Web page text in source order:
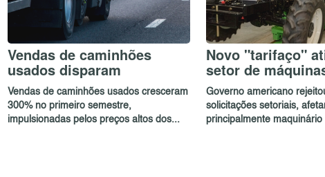
Vendas de caminhões
usados disparam
Vendas de caminhões usados cresceram
300% no primeiro semestre,
impulsionadas pelos preços altos dos...
Novo "tarifaço"
setor de
Governo americano
solicitações setoriais,
principalmente